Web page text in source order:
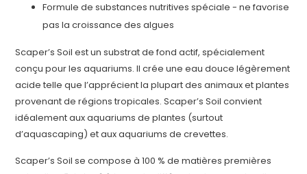
Formule de substances nutritives spéciale - ne favorise
pas la croissance des algues
Scaper’s Soil est un substrat de fond actif, spécialement
conçu pour les aquariums. Il crée une eau douce légèrement
acide telle que l’apprécient la plupart des animaux et plantes
provenant de régions tropicales. Scaper’s Soil convient
idéalement aux aquariums de plantes (surtout
d’aquascaping) et aux aquariums de crevettes.
Scaper’s Soil se compose à 100 % de matières premières